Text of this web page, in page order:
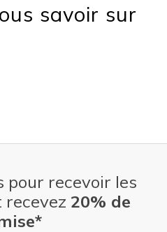
to size
for Wearing
savoir sur
pour recevoir les
recevez 20% de